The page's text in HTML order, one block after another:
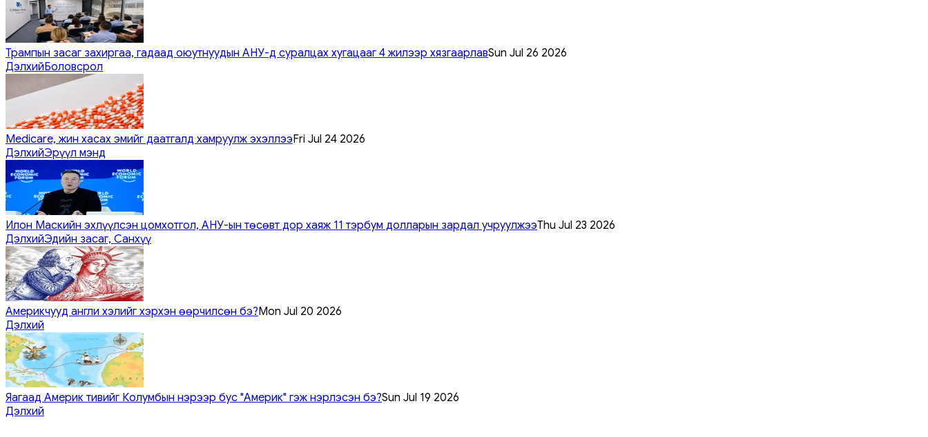
Трампын засаг захиргаа, гадаад оюутнуудын АНУ-д суралцах хугацааг 4 жилээр хязгаарлавSun Jul 26 2026
ДэлхийБоловсрол
Medicare, жин хасах эмийг даатгалд хамруулж эхэллээFri Jul 24 2026
ДэлхийЭрүүл мэнд
Илон Маскийн эхлүүлсэн цомхотгол, АНУ-ын төсөвт дор хаяж 11 тэрбум долларын зардал учруулжээThu Jul 23 2026
ДэлхийЭдийн засаг, Санхүү
Америкчууд англи хэлийг хэрхэн өөрчилсөн бэ?Mon Jul 20 2026
Дэлхий
Яагаад Америк тивийг Колумбын нэрээр бус "Америк" гэж нэрлэсэн бэ?Sun Jul 19 2026
Дэлхий